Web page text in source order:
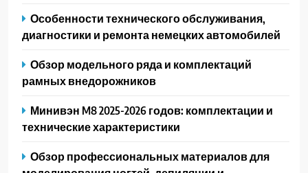
Особенности технического обслуживания,
диагностики и ремонта немецких автомобилей
Обзор модельного ряда и комплектаций
рамных внедорожников
Минивэн M8 2025-2026 годов: комплектации и
технические характеристики
Обзор профессиональных материалов для